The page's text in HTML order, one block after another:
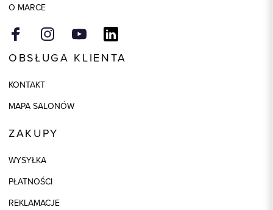
O MARCE
OBSŁUGA KLIENTA
KONTAKT
MAPA SALONÓW
ZAKUPY
WYSYŁKA
PŁATNOŚCI
REKLAMACJE